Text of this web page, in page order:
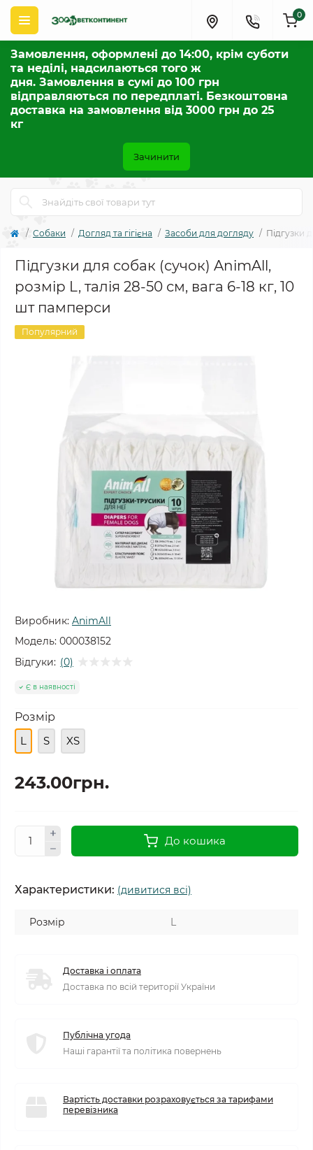
Замовлення, оформлені до 14:00, крім суботи
та неділі, надсилаються того ж
дня. Замовлення в сумі до 100 грн
відправляються по передплаті. Безкоштовна
доставка на замовлення від 3000 грн до 25
кг
Зачинити
0
Собаки Догляд та гігієна Засоби для догляду Підгузки
Підгузки для собак (сучок) AnimAll,
розмір L, талія 28-50 см, вага 6-18 кг, 10
шт памперси
Популярний
Виробник: AnimAll
Модель: 000038152
Відгуки: (0)
Є в наявності
Розмір
L
S XS
243.00грн.
До кошика
Характеристики: (дивитися всі)
Розмір L
Доставка і оплата
Доставка по всій території України
Публічна угода
Наші гарантії та політика повернень
Вартість доставки розраховується за тарифами
перевізника